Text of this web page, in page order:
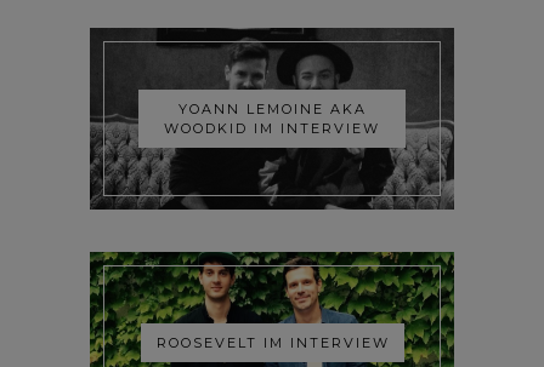
YOANN LEMOINE AKA
WOODKID IM INTERVIEW
ROOSEVELT IM INTERVIEW